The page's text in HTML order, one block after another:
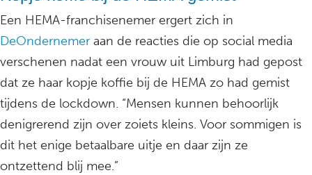
Een HEMA-franchisenemer ergert zich in
DeOndernemer aan de reacties die op social media
verschenen nadat een vrouw uit Limburg had gepost
dat ze haar kopje koffie bij de HEMA zo had gemist
tijdens de lockdown. “Mensen kunnen behoorlijk
denigrerend zijn over zoiets kleins. Voor sommigen is
dit het enige betaalbare uitje en daar zijn ze
ontzettend blij mee.”